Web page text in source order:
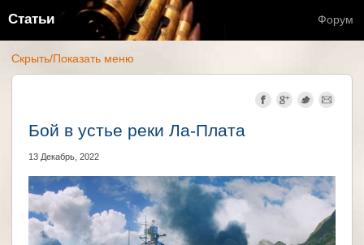
Статьи Форум
Скрыть/Показать меню
Бой в устье реки Ла-Плата
13 Декабрь, 2022